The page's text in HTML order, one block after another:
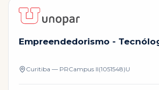
Empreendedorismo -
Curitiba — PRCampus II(1051548)U